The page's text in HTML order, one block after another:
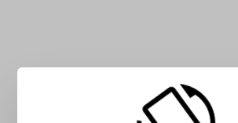
Type Serbian (Latin)